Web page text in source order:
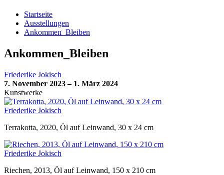
Startseite
Ausstellungen
Ankommen_Bleiben
Ankommen_Bleiben
Friederike Jokisch
7. November 2023 – 1. März 2024
Kunstwerke
Friederike Jokisch
Terrakotta, 2020, Öl auf Leinwand, 30 x 24 cm
Friederike Jokisch
Riechen, 2013, Öl auf Leinwand, 150 x 210 cm